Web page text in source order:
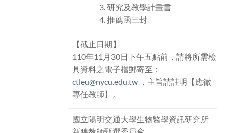
研究及教學計畫書
推薦函三封
【截止日期】
110年11月30日下午五點前，請將所需檢
具資料之電子檔郵寄至：
ctleu@nycu.edu.tw，主旨請註明【應徵
專任教師】。
國立陽明交通大學生物醫學資訊研究所